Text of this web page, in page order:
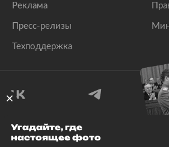
Реклама
Пресс-релизы
Техподдержка
© 1999–2026 Все права
Угадайте, где
настоящее фото